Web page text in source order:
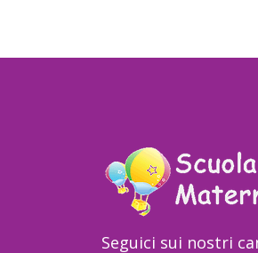
Seguici sui nostri